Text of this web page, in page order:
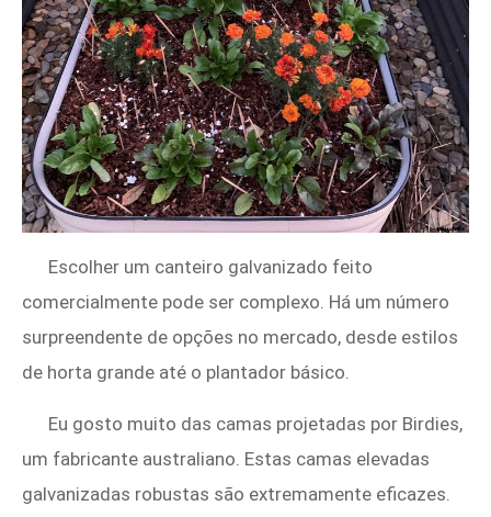
Escolher um canteiro galvanizado feito
comercialmente pode ser complexo. Há um número
surpreendente de opções no mercado, desde estilos
de horta grande até o plantador básico.
Eu gosto muito das camas projetadas por Birdies,
um fabricante australiano. Estas camas elevadas
galvanizadas robustas são extremamente eficazes.